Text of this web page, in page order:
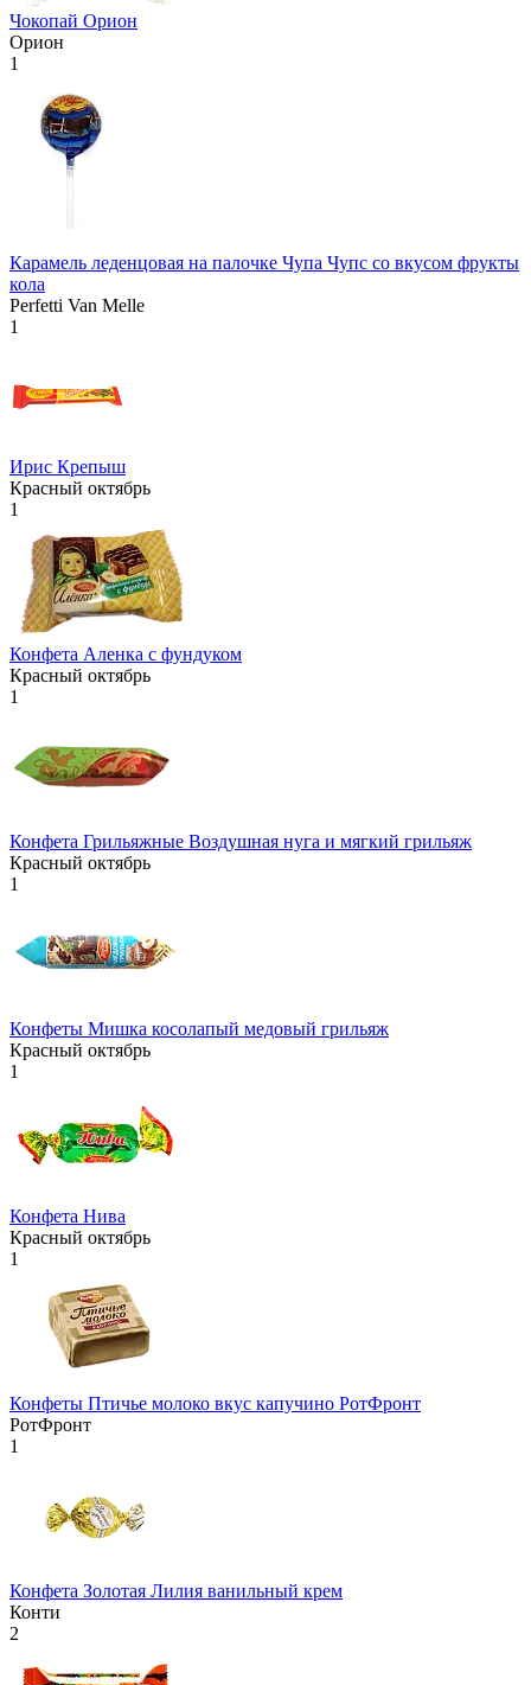
Чокопай Орион
Орион
1
Карамель леденцовая на палочке Чупа Чупс со вкусом фрукты
кола
Perfetti Van Melle
1
Ирис Крепыш
Красный октябрь
1
Конфета Аленка с фундуком
Красный октябрь
1
Конфета Грильяжные Воздушная нуга и мягкий грильяж
Красный октябрь
1
Конфеты Мишка косолапый медовый грильяж
Красный октябрь
1
Конфета Нива
Красный октябрь
1
Конфеты Птичье молоко вкус капучино РотФронт
РотФронт
1
Конфета Золотая Лилия ванильный крем
Конти
2